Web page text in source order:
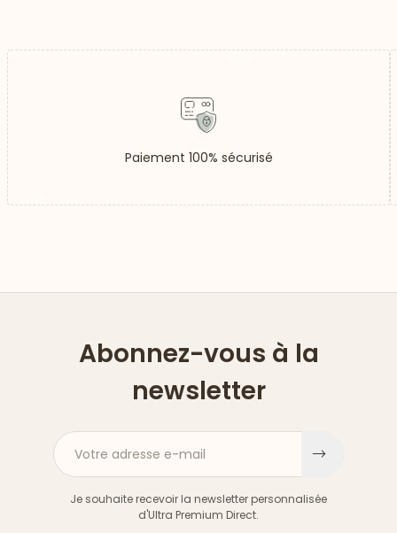
Paiement 100% sécurisé
Abonnez-vous à la
newsletter
Votre adresse e-mail
Je souhaite recevoir la newsletter personnalisée
d'Ultra Premium Direct.